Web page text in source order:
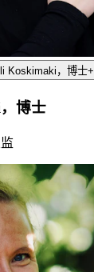
Koskimaki，博士+
博士